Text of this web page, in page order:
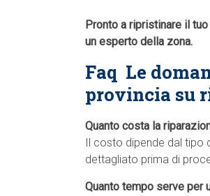
Pronto a ripristinare il
un esperto della zona.
Faq  Le
provincia su
Quanto costa la
Il costo dipende dal
dettagliato prima di
Quanto tempo serve per